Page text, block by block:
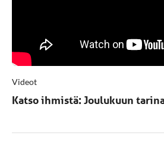
Videot
Katso ihmistä: Joulukuun